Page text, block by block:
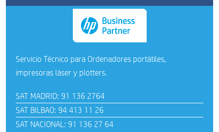
Servicio Técnico para Ordenadores portátiles,
impresoras láser y plotters.
SAT MADRID: 91 136 2764
SAT BILBAO: 94 413 11 26
SAT NACIONAL: 91 136 27 64